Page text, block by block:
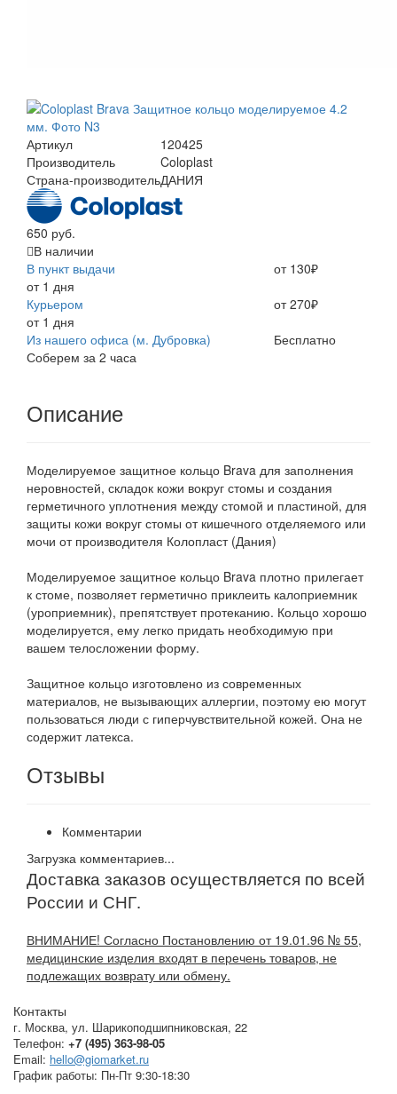
Артикул
120425
Производитель
Coloplast
Страна-производительДАНИЯ
650 руб.
В наличии
В пункт выдачи
от 1 дня
от 130₽
Курьером
от 1 дня
от 270₽
Из нашего офиса (м. Дубровка)
Соберем за 2 часа
Бесплатно
Описание
Моделируемое защитное кольцо Brava для заполнения
неровностей, складок кожи вокруг стомы и создания
герметичного уплотнения между стомой и пластиной, для
защиты кожи вокруг стомы от кишечного отделяемого или
мочи от производителя Колопласт (Дания)
Моделируемое защитное кольцо Brava плотно прилегает
к стоме, позволяет герметично приклеить калоприемник
(уроприемник), препятствует протеканию. Кольцо хорошо
моделируется, ему легко придать необходимую при
вашем телосложении форму.
Защитное кольцо изготовлено из современных
материалов, не вызывающих аллергии, поэтому ею могут
пользоваться люди с гиперчувствительной кожей. Она не
содержит латекса.
Отзывы
Комментарии
Загрузка комментариев...
Доставка заказов осуществляется по всей
России и СНГ.
ВНИМАНИЕ! Согласно Постановлению от 19.01.96 № 55,
медицинские изделия входят в перечень товаров, не
подлежащих возврату или обмену.
Контакты
г. Москва, ул. Шарикоподшипниковская, 22
Телефон: +7 (495) 363-98-05
Email: hello@giomarket.ru
График работы: Пн-Пт 9:30-18:30